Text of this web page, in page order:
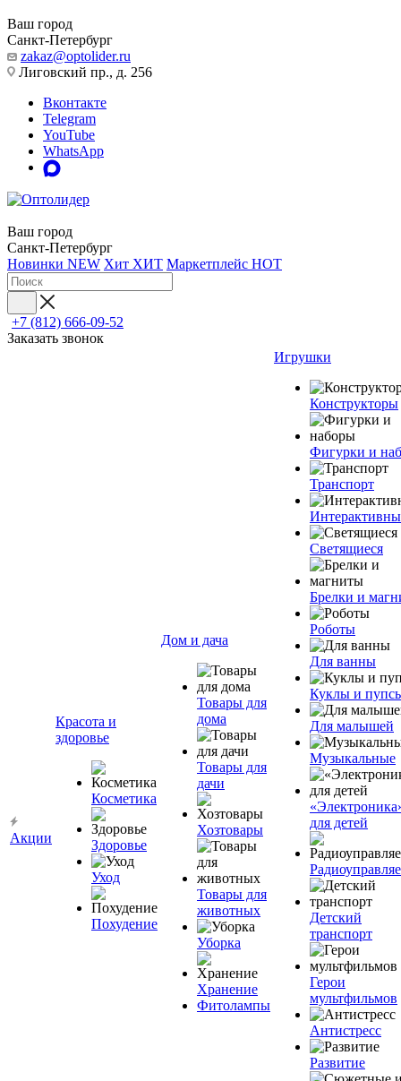
Ваш город
Санкт-Петербург
zakaz@optolider.ru
Лиговский пр., д. 256
Вконтакте
Telegram
YouTube
WhatsApp
Ваш город
Санкт-Петербург
Новинки NEW Хит ХИТ Маркетплейс HOT
+7 (812) 666-09-52
Заказать звонок
Акции
Красота и
здоровье
Косметика
Здоровье
Уход
Похудение
Дом и дача
Товары для
дома
Товары для
дачи
Хозтовары
Товары для
животных
Уборка
Хранение
Фитолампы
Игрушки
Конструкторы
Фигурки и
Транспорт
Светящиеся
Брелки и
Роботы
Для ванны
Куклы и
Для малышей
Музыкальные
для детей
Детский
транспорт
Герои
мультфильмов
Антистресс
Развитие